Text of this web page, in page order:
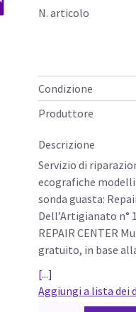
N. articolo
Condizione
Produttore
Descrizione
Servizio di
ecografiche
sonda guasta:
Dell’Artigianato n°
REPAIR CENTER
gratuito, in base
[...]
Aggiungi a lista dei